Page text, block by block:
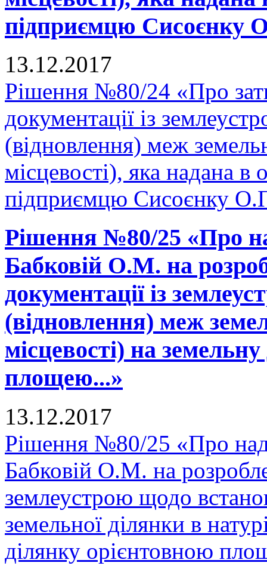
підприємцю Сисоєнку
13.12.2017
Рішення №80/24 «Про
документації із
(відновлення) меж
місцевості), яка надана в
підприємцю Сисоєнку
Рішення №80/25 «Про
Бабковій О.М. на
документації із
(відновлення) меж
місцевості) на
площею...»
13.12.2017
Рішення №80/25 «Про
Бабковій О.М. на
землеустрою щодо
земельної ділянки в
ділянку орієнтовною